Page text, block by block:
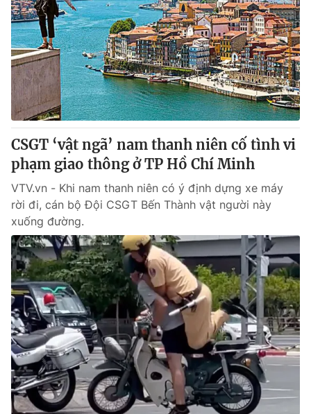
Theo dõi báo trên
Cơ quan chủ quản:Đài Truyền hình Việt Nam
Cơ quan báo chí:Thời báo VTV
Giấy phép hoạt động báo in và báo điện tử số 483/GP-BTTTT
cấp ngày 29/12/2023
Tổng Biên tập: Vũ Thanh Thủy
Phó Tổng Biên tập:Nguyễn Thị Mỹ Hạnh, Phạm Quốc Thắng,
Tổng đài VTV:024.38 355 931 - 024.38 355 932
Ðiện thoại Thời báo VTV:
Email:toasoan@vtv.vn
Liên hệ quảng cáo:024-7300.7108
CSGT ‘vật ngã’ nam thanh niên cố tình vi
phạm giao thông ở TP Hồ Chí Minh
VTV.vn - Khi nam thanh niên có ý định dựng xe máy
rời đi, cán bộ Đội CSGT Bến Thành vật người này
xuống đường.